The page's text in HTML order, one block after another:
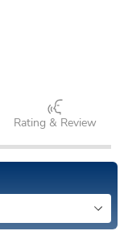
Rating & Review